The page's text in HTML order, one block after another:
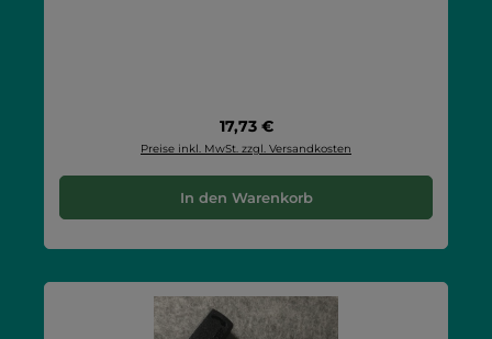
Regulärer Preis:
17,73 €
Preise inkl. MwSt. zzgl. Versandkosten
In den Warenkorb